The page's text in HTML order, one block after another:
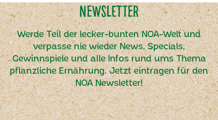
Newsletter
Werde Teil der lecker-bunten NOA-Welt und
verpasse nie wieder News, Specials,
Gewinnspiele und alle Infos rund ums Thema
pflanzliche Ernährung. Jetzt eintragen für den
NOA Newsletter!